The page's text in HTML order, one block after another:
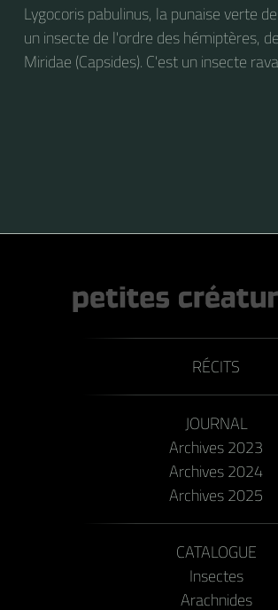
Lygocoris pabulinus, la punaise verte
un insecte de l'ordre des hémiptères,
Miridae (Capsides). C'est un insecte
RÉCITS
JOURNAL
Archives 2023
Archives 2024
Archives 2025
CATALOGUE
Insectes
Arachnides